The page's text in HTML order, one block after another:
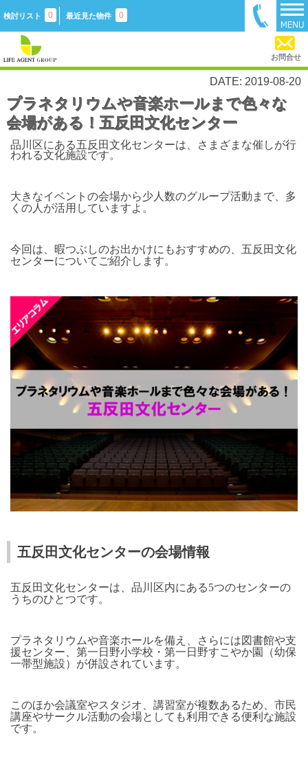
検討リスト 0 最近見た物件 0
お問合せ
DATE: 2019-08-20
プラネタリウムや音楽ホールまで色々な
会場がある！五反田文化センター
品川区にある五反田文化センターは、さまざまな催しが行
われる文化施設です。
大きなイベントの会場から少人数のグループ活動まで、多
くの人が活用していますよ。
今回は、暇つぶしのお出かけにもおすすめの、五反田文化
センターについてご紹介します。
五反田文化センターの会場情報
五反田文化センターは、品川区内にある5つのセンターの
うちのひとつです。
プラネタリウムや音楽ホールを備え、さらには図書館や支
援センター、第一日野小学校・第一日野すこやか園（幼保
一帯型施設）が併設されています。
このほか会議室やスタジオ、講習室が複数あるため、市民
講座やサークル活動の会場としても利用できる便利な施設
です。